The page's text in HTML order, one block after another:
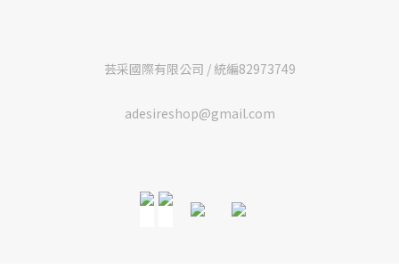
芸采國際有限公司 / 統編82973749
adesireshop@gmail.com